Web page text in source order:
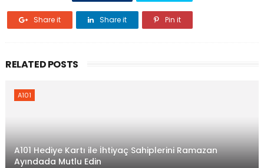
Share it Share it Pin it
RELATED POSTS
A101
A101 Hediye Kartı ile İhtiyaç Sahiplerini Ramazan
Ayındada Mutlu Edin